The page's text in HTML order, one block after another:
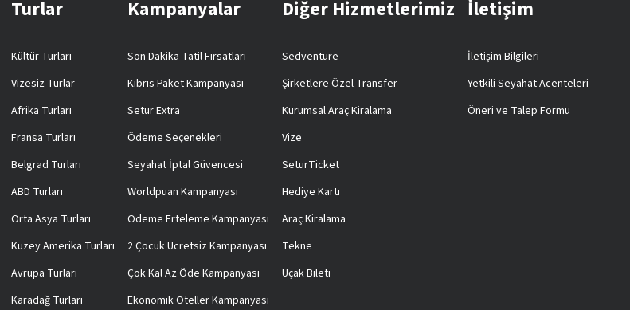
Turlar
Kültür Turları
Vizesiz Turlar
Afrika Turları
Fransa Turları
Belgrad Turları
ABD Turları
Orta Asya Turları
Kuzey Amerika Turları
Avrupa Turları
Karadağ Turları
Kampanyalar
Son Dakika Tatil Fırsatları
Kıbrıs Paket Kampanyası
Setur Extra
Ödeme Seçenekleri
Seyahat İptal Güvencesi
Worldpuan Kampanyası
Ödeme Erteleme Kampanyası
2 Çocuk Ücretsiz Kampanyası
Çok Kal Az Öde Kampanyası
Ekonomik Oteller Kampanyası
Diğer Hizmetlerimiz
Sedventure
Şirketlere Özel Transfer
Kurumsal Araç Kiralama
Vize
SeturTicket
Hediye Kartı
Araç Kiralama
Tekne
Uçak Bileti
İletişim
İletişim Bilgileri
Yetkili Seyahat Acenteleri
Öneri ve Talep Formu